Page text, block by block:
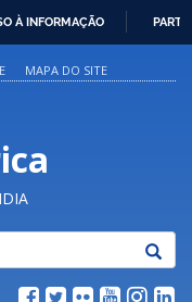
À INFORMAÇÃO
MAPA DO SITE